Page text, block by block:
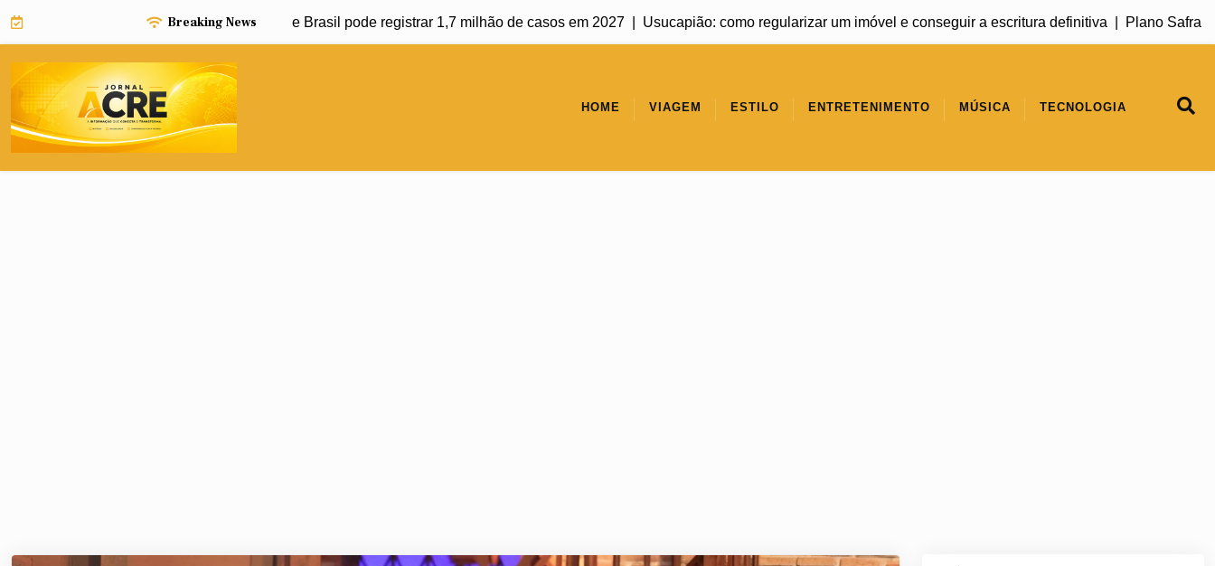
Breaking News
pode impulsionar avanço da dengue e Brasil pode registrar 1,7 milhão de casos em 2027 |Usucapião: como regularizar um imóvel e conseguir a escritura definitiva |Plano Safra 2026/
HOME VIAGEM ESTILO ENTRETENIMENTO MÚSICA TECNOLOGIA